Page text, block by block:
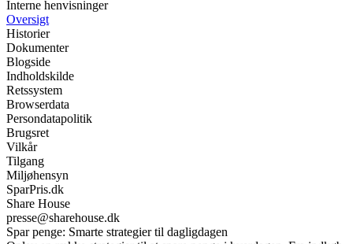
Interne henvisninger
Oversigt
Historier
Dokumenter
Blogside
Indholdskilde
Retssystem
Browserdata
Persondatapolitik
Brugsret
Vilkår
Tilgang
Miljøhensyn
SparPris.dk
Share House
presse@sharehouse.dk
Spar penge: Smarte strategier til dagligdagen